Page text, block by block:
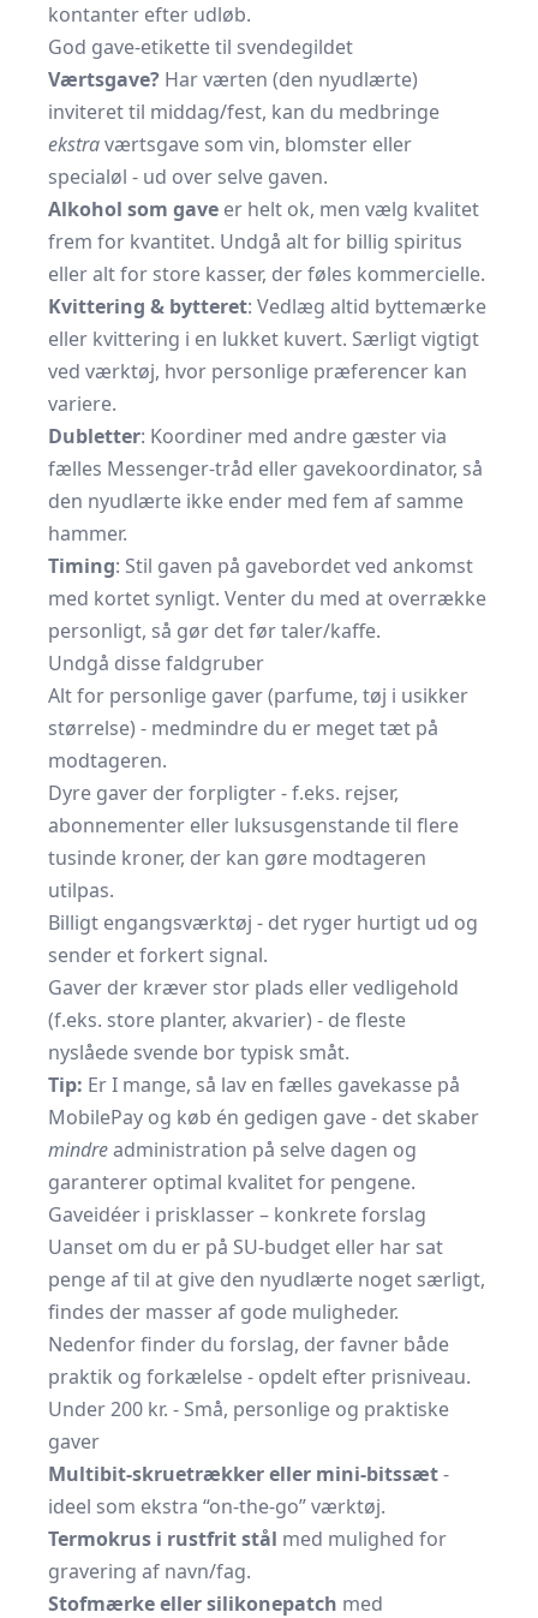
kontanter efter udløb.
God gave-etikette til svendegildet
Værtsgave? Har værten (den nyudlærte)
inviteret til middag/fest, kan du medbringe
ekstraværtsgave som vin, blomster eller
specialøl - ud over selve gaven.
Alkohol som gave er helt ok, men vælg kvalitet
frem for kvantitet. Undgå alt for billig spiritus
eller alt for store kasser, der føles kommercielle.
Kvittering & bytteret: Vedlæg altid byttemærke
eller kvittering i en lukket kuvert. Særligt vigtigt
ved værktøj, hvor personlige præferencer kan
variere.
Dubletter: Koordiner med andre gæster via
fælles Messenger-tråd eller gavekoordinator, så
den nyudlærte ikke ender med fem af samme
hammer.
Timing: Stil gaven på gavebordet ved ankomst
med kortet synligt. Venter du med at overrække
personligt, så gør det før taler/kaffe.
Undgå disse faldgruber
Alt for personlige gaver (parfume, tøj i usikker
størrelse) - medmindre du er meget tæt på
modtageren.
Dyre gaver der forpligter - f.eks. rejser,
abonnementer eller luksusgenstande til flere
tusinde kroner, der kan gøre modtageren
utilpas.
Billigt engangsværktøj - det ryger hurtigt ud og
sender et forkert signal.
Gaver der kræver stor plads eller vedligehold
(f.eks. store planter, akvarier) - de fleste
nyslåede svende bor typisk småt.
Tip: Er I mange, så lav en fælles gavekasse på
MobilePay og køb én gedigen gave - det skaber
mindreadministration på selve dagen og
garanterer optimal kvalitet for pengene.
Gaveidéer i prisklasser – konkrete forslag
Uanset om du er på SU-budget eller har sat
penge af til at give den nyudlærte noget særligt,
findes der masser af gode muligheder.
Nedenfor finder du forslag, der favner både
praktik og forkælelse - opdelt efter prisniveau.
Under 200 kr. - Små, personlige og praktiske
gaver
Multibit-skruetrækker eller mini-bitssæt-
ideel som ekstra “on-the-go” værktøj.
Termokrus i rustfrit stål med mulighed for
gravering af navn/fag.
Stofmærke eller silikonepatch med